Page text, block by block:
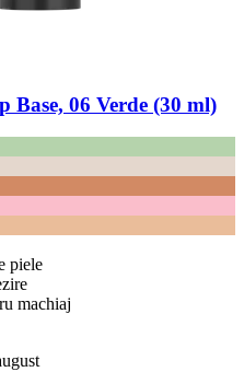
Base, 06 Verde (30 ml)
piele
machiaj